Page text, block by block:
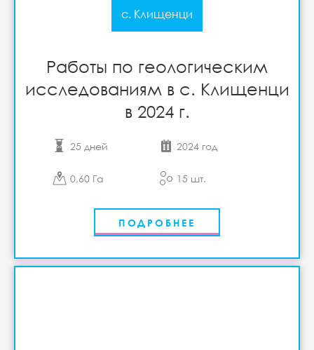
с. Клищенци
Работы по геологическим
исследованиям в с. Клищенци
в 2024 г.
25 дней 2024 год
0,60 Га 15 шт.
ПОДРОБНЕЕ